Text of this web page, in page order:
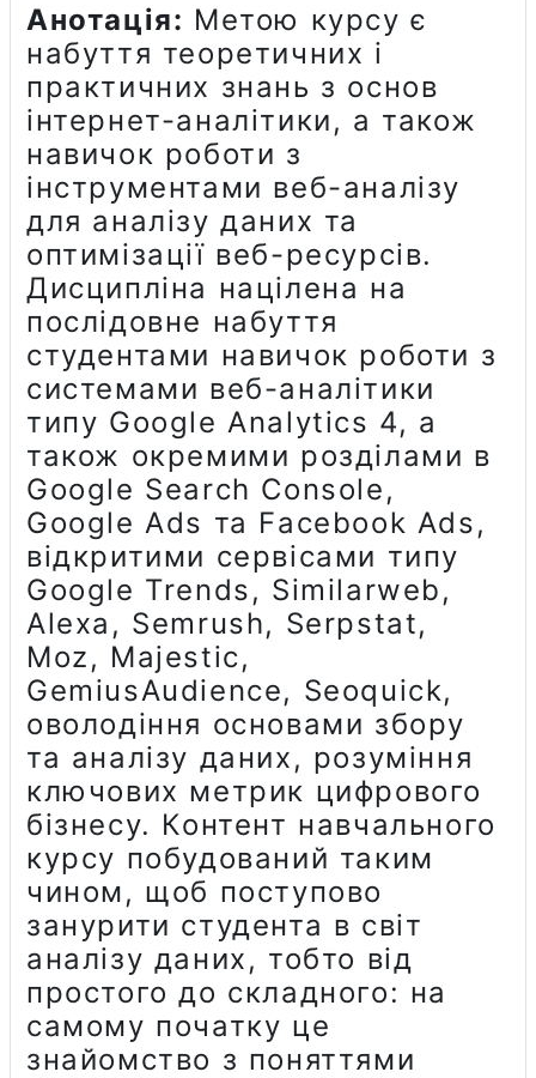
Анотація: Метою курсу є
набуття теоретичних і
практичних знань з основ
інтернет-аналітики, а також
навичок роботи з
інструментами веб-аналізу
для аналізу даних та
оптимізації веб-ресурсів.
Дисципліна націлена на
послідовне набуття
студентами навичок роботи з
системами веб-аналітики
типу Google Analytics 4, а
також окремими розділами в
Google Search Console,
Google Ads та Facebook Ads,
відкритими сервісами типу
Google Trends, Similarweb,
Alexa, Semrush, Serpstat,
Moz, Majestic,
GemiusAudience, Seoquick,
оволодіння основами збору
та аналізу даних, розуміння
ключових метрик цифрового
бізнесу. Контент навчального
курсу побудований таким
чином, щоб поступово
занурити студента в світ
аналізу даних, тобто від
простого до складного: на
самому початку це
знайомство з поняттями